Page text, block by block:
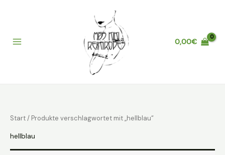
0,00€
Start/ Produkte verschlagwortet mit „hellblau“
hellblau